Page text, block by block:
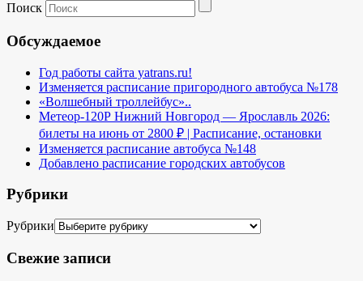
Поиск
Обсуждаемое
Год работы сайта yatrans.ru!
Изменяется расписание пригородного автобуса №178
«Волшебный троллейбус»..
Метеор-120Р Нижний Новгород — Ярославль 2026:
билеты на июнь от 2800 ₽ | Расписание, остановки
Изменяется расписание автобуса №148
Добавлено расписание городских автобусов
Рубрики
Рубрики
Свежие записи